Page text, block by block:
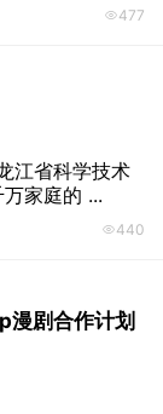
477
家庭的 ...
440
剧合作计划